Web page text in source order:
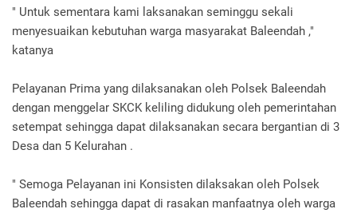
" Untuk sementara kami laksanakan seminggu sekali
menyesuaikan kebutuhan warga masyarakat Baleendah ,"
katanya
Pelayanan Prima yang dilaksanakan oleh Polsek Baleendah
dengan menggelar SKCK keliling didukung oleh pemerintahan
setempat sehingga dapat dilaksanakan secara bergantian di 3
Desa dan 5 Kelurahan .
" Semoga Pelayanan ini Konsisten dilaksakan oleh Polsek
Baleendah sehingga dapat di rasakan manfaatnya oleh warga